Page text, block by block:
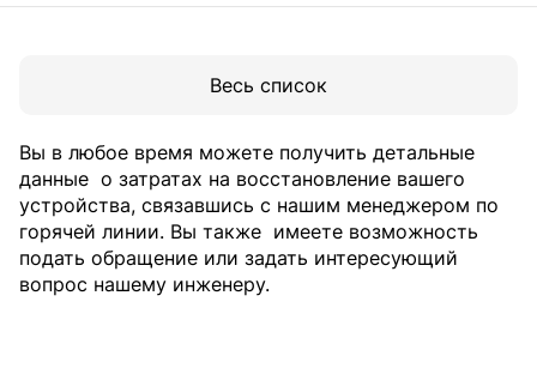
Весь список
Вы в любое время можете получить детальные
данные о затратах на восстановление вашего
устройства, связавшись с нашим менеджером по
горячей линии. Вы также имеете возможность
подать обращение или задать интересующий
вопрос нашему инженеру.